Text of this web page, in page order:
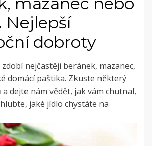
Nejlepší
dobroty
nejčastěji beránek, mazanec,
domácí paštika. Zkuste některý
dejte nám vědět, jak vám chutnal,
jaké jídlo chystáte na